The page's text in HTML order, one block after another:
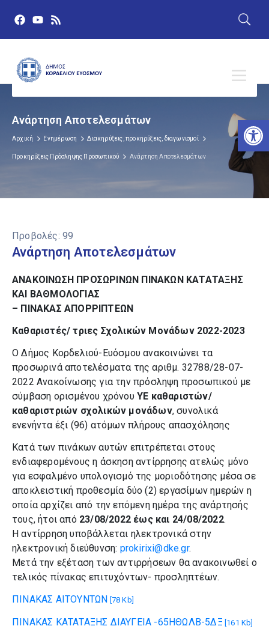
Ανάρτηση Αποτελεσμάτων
Αρχική Ενημέρωση Διακηρύξεις, προκηρύξεις, διαγωνισμοί
Προκηρύξεις Πρόσληψης Προσωπικού Ανάρτηση Αποτελεσμάτων
Προβολές: 99
Ανάρτηση Αποτελεσμάτων
ΑΝΑΚΟΙΝΩΣΗ ΠΡΟΣΩΡΙΝΩΝ ΠΙΝΑΚΩΝ ΚΑΤΑΤΑΞΗΣ
ΚΑΙ ΒΑΘΜΟΛΟΓΙΑΣ
– ΠΙΝΑΚΑΣ ΑΠΟΡΡΙΠΤΕΩΝ
Καθαριστές/ τριες Σχολικών Μονάδων 2022-2023
Ο Δήμος Κορδελιού-Ευόσμου ανακοινώνει τα
προσωρινά αποτελέσματα της αριθμ. 32788/28-07-
2022 Ανακοίνωσης για την πρόσληψη προσωπικού με
σύμβαση ορισμένου χρόνου ΥΕ καθαριστών/
καθαριστριών σχολικών μονάδων, συνολικά
ενενήντα έξι (96) ατόμων πλήρους απασχόλησης
Κατά των πινάκων αυτών επιτρέπεται στους
ενδιαφερομένους η άσκηση αντίρρησης ατελώς μόνο
για εσφαλμένο υπολογισμό της μοριοδότησης μέσα σε
αποκλειστική προθεσμία δύο (2) εργασίμων ημερών η
οποία αρχίζει από την επόμενη ημέρα της ανάρτησής
τους, ήτοι από23/08/2022 έως και 24/08/2022.
Η αντίρρηση υποβάλλεται ηλεκτρονικά στην
ηλεκτρονική διεύθυνση: prokirixi@dke.gr.
Μετά την εξέταση των αντιρρήσεων θα ανακοινωθεί ο
τελικός πίνακας επιτυχόντων- προσληπτέων.
ΠΙΝΑΚΑΣ ΑΙΤΟΥΝΤΩΝ [78 Kb]
ΠΙΝΑΚΑΣ ΚΑΤΑΤΑΞΗΣ ΔΙΑΥΓΕΙΑ -65ΗΘΩΛΒ-5ΔΞ [161 Kb]